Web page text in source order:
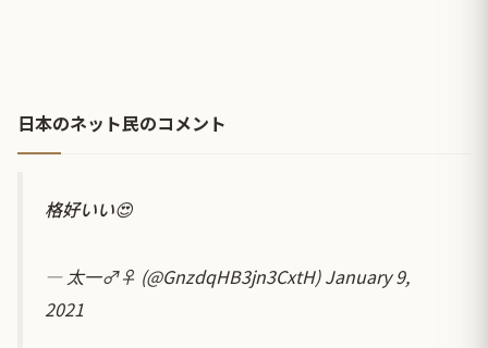
日本のネット民のコメント
格好いい😍
— 太一♂♀ (@GnzdqHB3jn3CxtH)January 9,
2021